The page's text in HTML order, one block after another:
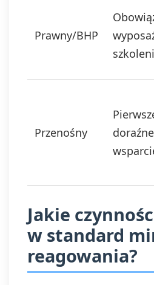
Prawny/BHP
Przenośny
doraźne
Jakie
w standard
reagowania?